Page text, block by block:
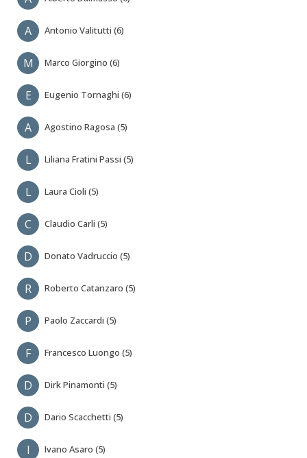
A Antonio Valitutti (6)
M Marco Giorgino (6)
E Eugenio Tornaghi (6)
A Agostino Ragosa (5)
L Liliana Fratini Passi (5)
L Laura Cioli (5)
C Claudio Carli (5)
D Donato Vadruccio (5)
R Roberto Catanzaro (5)
P Paolo Zaccardi (5)
F Francesco Luongo (5)
D Dirk Pinamonti (5)
D Dario Scacchetti (5)
I Ivano Asaro (5)